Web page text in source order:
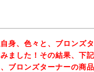
身、色々と、ブロンズ
ました！その結果、下
、ブロンズターナーの商